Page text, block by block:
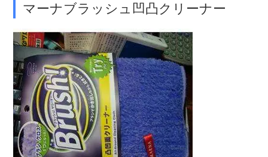
マーナブラッシュ凹凸クリーナー